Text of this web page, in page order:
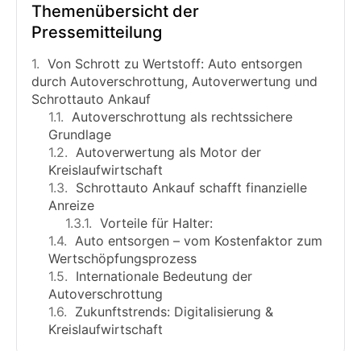
Themenübersicht der
Pressemitteilung
Von Schrott zu Wertstoff: Auto entsorgen
durch Autoverschrottung, Autoverwertung und
Schrottauto Ankauf
Autoverschrottung als rechtssichere
Grundlage
Autoverwertung als Motor der
Kreislaufwirtschaft
Schrottauto Ankauf schafft finanzielle
Anreize
Vorteile für Halter:
Auto entsorgen – vom Kostenfaktor zum
Wertschöpfungsprozess
Internationale Bedeutung der
Autoverschrottung
Zukunftstrends: Digitalisierung &
Kreislaufwirtschaft